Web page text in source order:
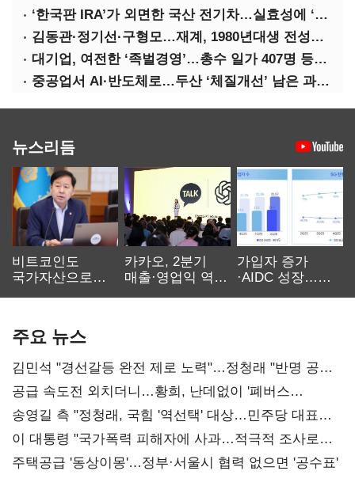
‘한국판 IRA’가 외면한 국산 전기차…실효성에 ‘의문’
김동관·정기선·구형모…재계, 1980년대생 전성시대
대기업, 여전한 ‘족벌경영’…총수 일가 407명 등기임원
중공업서 AI·반도체로…두산 ‘체질개선’ 남은 과제는
뉴스리듬
비트코인도
국가자산으로…'
카카오, 2분기
매출·영업익 역대
가입자 증가
·AIDC 성장…
주요 뉴스
김민석 "경선갈등 완전 제로 노력"…정청래 "반명 공세
사과부터"
공급 속도전 외치더니…황희, 난데없이 '폐버스
리모델링' 제안
송영길 측 "정청래, 국힘 '역선택' 대상…민주당 대표로
총선 지휘 못해"
이 대통령 "국가폭력 피해자에 사과…적극적 조사로
진실 밝혀야"
주택공급 '동상이몽'…정부·서울시 협력 없으면 '공수표'